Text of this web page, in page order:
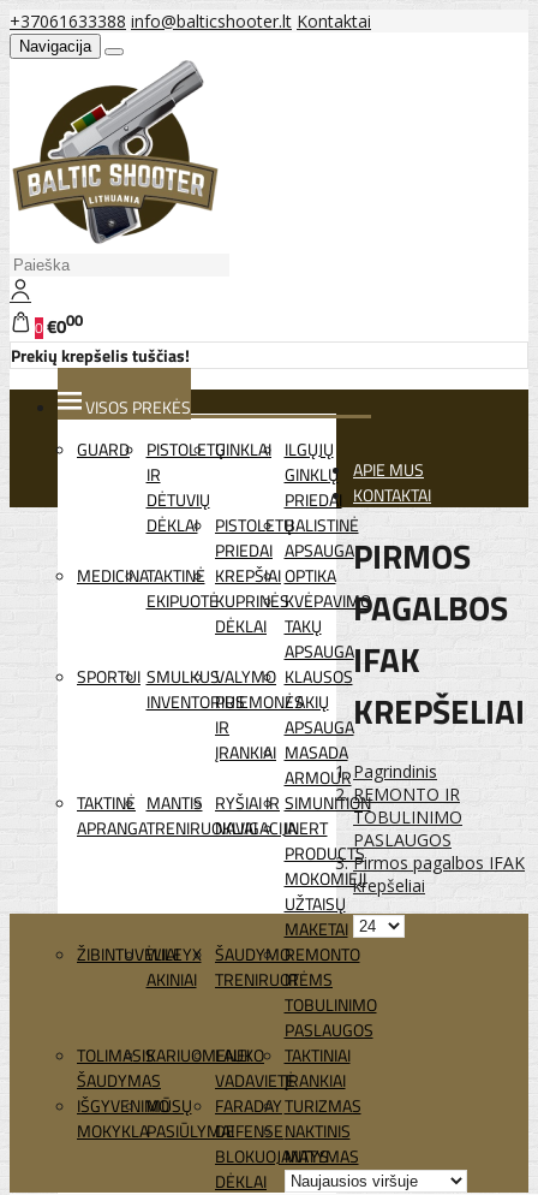
+37061633388 info@balticshooter.lt Kontaktai
Navigacija
0€000
Prekių krepšelis tuščias!
VISOS PREKĖS
GUARD
PISTOLETŲ
IR
DĖTUVIŲ
DĖKLAI
GINKLAI ILGŲJŲ
GINKLŲ
PRIEDAI
PISTOLETŲ
PRIEDAI
BALISTINĖ
APSAUGA
MEDICINATAKTINĖ
EKIPUOTĖ
KREPŠIAI
KUPRINĖS
DĖKLAI
OPTIKA
KVĖPAVIMO
TAKŲ
APSAUGA
SPORTUI SMULKUS
INVENTORIUS
VALYMO
PRIEMONĖS
IR
ĮRANKIAI
KLAUSOS
/ AKIŲ
APSAUGA
MASADA
ARMOUR
TAKTINĖ
APRANGA
MANTIS
TRENIRUOKLIAI
RYŠIAI IR
NAVIGACIJA
SIMUNITION
INERT
PRODUCTS
MOKOMIEJI
UŽTAISŲ
MAKETAI
ŽIBINTUVĖLIAI
WILEYX
AKINIAI
ŠAUDYMO
TRENIRUOTĖMS
REMONTO
IR
TOBULINIMO
PASLAUGOS
TOLIMASIS
ŠAUDYMAS
KARIUOMENEI
LAUKO
VADAVIETĖ
TAKTINIAI
ĮRANKIAI
IŠGYVENIMO
MOKYKLA
MŪSŲ
PASIŪLYMAI
FARADAY
DEFENSE
BLOKUOJANTYS
DĖKLAI
TURIZMAS
NAKTINIS
MATYMAS
APIE MUS
KONTAKTAI
PIRMOS
PAGALBOS
IFAK
KREPŠELIAI
Pagrindinis
REMONTO IR
TOBULINIMO
PASLAUGOS
Pirmos pagalbos IFAK
krepšeliai